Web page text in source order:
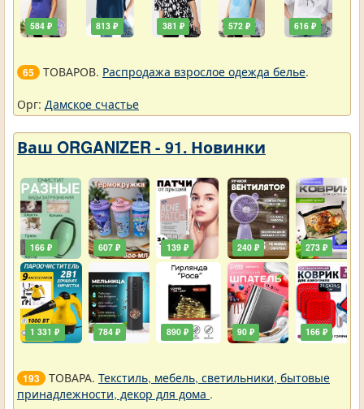
584 ₽ 813 ₽ 381 ₽ 572 ₽ 616 ₽
65 ТОВАРОВ. Распродажа взрослое одежда белье.
Орг: Дамское счастье
Ваш ORGANIZER - 91. Новинки
166 ₽
1 331 ₽
607 ₽
784 ₽
139 ₽
890 ₽
240 ₽
90 ₽
273 ₽
166 ₽
193 ТОВАРА. Текстиль, мебель, светильники, бытовые
принадлежности, декор для дома .